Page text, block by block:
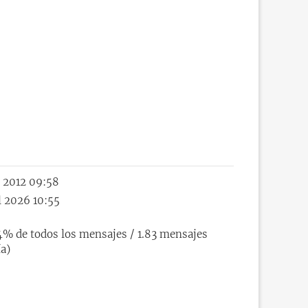
2012 09:58
2026 10:55
de todos los mensajes / 1.83 mensajes